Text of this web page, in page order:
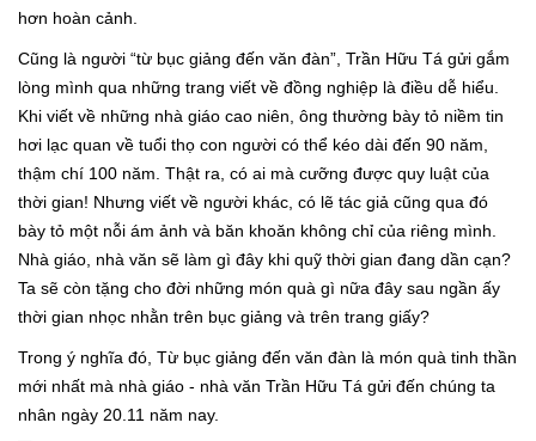
hơn hoàn cảnh.
Cũng là người “từ bục giảng đến văn đàn”, Trần Hữu Tá gửi gắm
lòng mình qua những trang viết về đồng nghiệp là điều dễ hiểu.
Khi viết về những nhà giáo cao niên, ông thường bày tỏ niềm tin
hơi lạc quan về tuổi thọ con người có thể kéo dài đến 90 năm,
thậm chí 100 năm. Thật ra, có ai mà cưỡng được quy luật của
thời gian! Nhưng viết về người khác, có lẽ tác giả cũng qua đó
bày tỏ một nỗi ám ảnh và băn khoăn không chỉ của riêng mình.
Nhà giáo, nhà văn sẽ làm gì đây khi quỹ thời gian đang dần cạn?
Ta sẽ còn tặng cho đời những món quà gì nữa đây sau ngần ấy
thời gian nhọc nhằn trên bục giảng và trên trang giấy?
Trong ý nghĩa đó, Từ bục giảng đến văn đàn là món quà tinh thần
mới nhất mà nhà giáo - nhà văn Trần Hữu Tá gửi đến chúng ta
nhân ngày 20.11 năm nay.